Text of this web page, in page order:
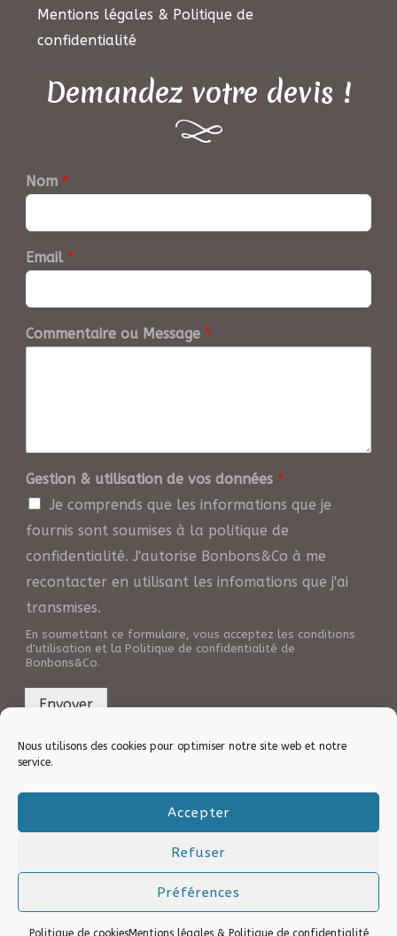
Nous utilisons des cookies pour optimiser notre site web et notre
service.
Accepter
Refuser
Préférences
Politique de cookiesMentions légales & Politique de confidentialité
Mentions légales & Politique de
confidentialité
Demandez votre devis !
Nom *
Email *
Commentaire ou Message *
Gestion & utilisation de vos données *
Je comprends que les informations que je
fournis sont soumises à la politique de
confidentialité. J'autorise Bonbons&Co à me
recontacter en utilisant les infomations que j'ai
transmises.
En soumettant ce formulaire, vous acceptez les conditions
d'utilisation et la Politique de confidentialité de
Bonbons&Co.
Envoyer
PULSIA . Tous droits réservés.